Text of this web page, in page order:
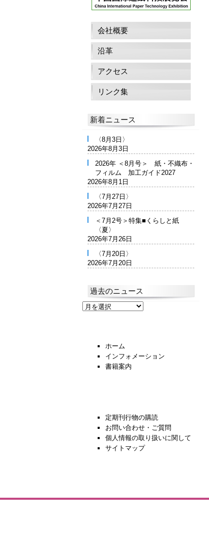
会社概要
沿革
アクセス
リンク集
新着ニュース
〈8月3日〉
2026年8月3日
2026年 ＜8月号＞ 紙・不織布・
フィルム 加工ガイド2027
2026年8月1日
〈7月27日〉
2026年7月27日
＜7月2号＞特集■くらしと紙
〈夏〉
2026年7月26日
〈7月20日〉
2026年7月20日
過去のニュース
過
ホーム
インフォメーション
書籍案内
定期刊行物の購読
お問い合わせ・ご質問
個人情報の取り扱いに関して
サイトマップ